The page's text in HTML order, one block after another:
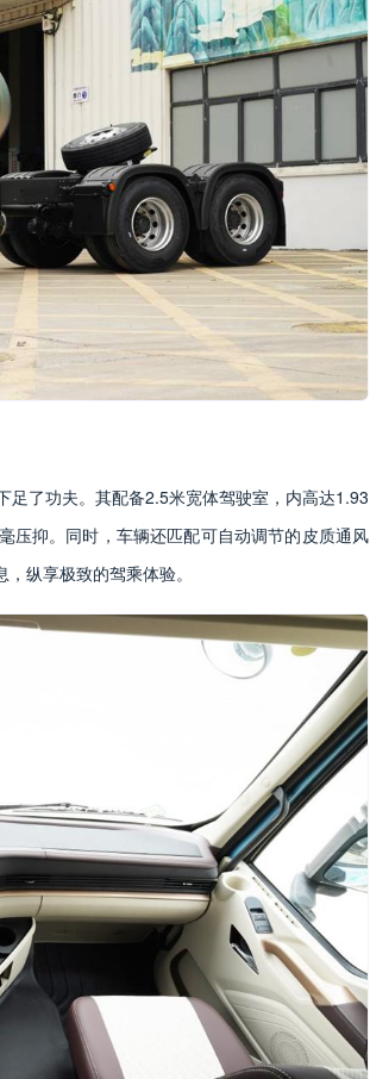
了功夫。其配备2.5米宽体驾驶室，内高达1.93
压抑。同时，车辆还匹配可自动调节的皮质通风
纵享极致的驾乘体验。